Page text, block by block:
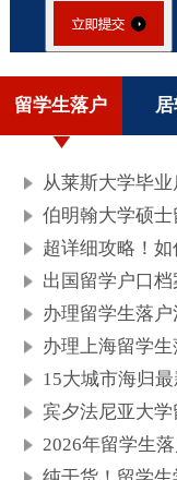
留学生落户
从莱斯大学毕
伯明翰大学硕
超详细攻略！
出国留学户口
办理留学生落
办理上海留学
15大城市海归
宾夕法尼亚大
2026年留学生